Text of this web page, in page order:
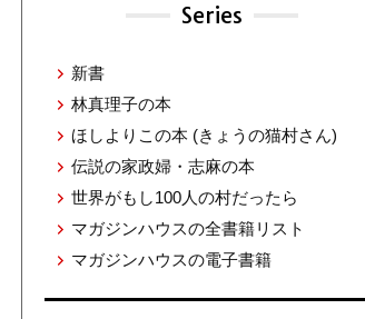
Series
新書
林真理子の本
ほしよりこの本 (きょうの猫村さん)
伝説の家政婦・志麻の本
世界がもし100人の村だったら
マガジンハウスの全書籍リスト
マガジンハウスの電子書籍